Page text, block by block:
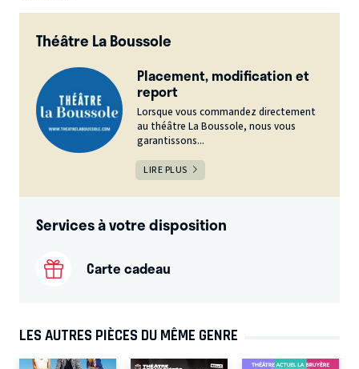
Théâtre La Boussole
Placement, modification et
report
Lorsque vous commandez directement
au théâtre La Boussole, nous vous
garantissons...
LIRE PLUS
Services à votre disposition
Carte cadeau
LES AUTRES PIÈCES DU MÊME GENRE